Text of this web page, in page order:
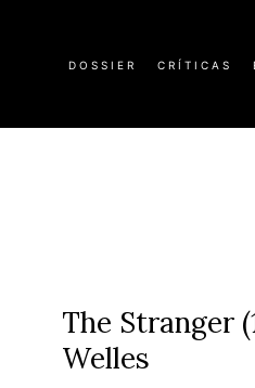
DOSSIER CRÍTICAS
The Stranger
Welles